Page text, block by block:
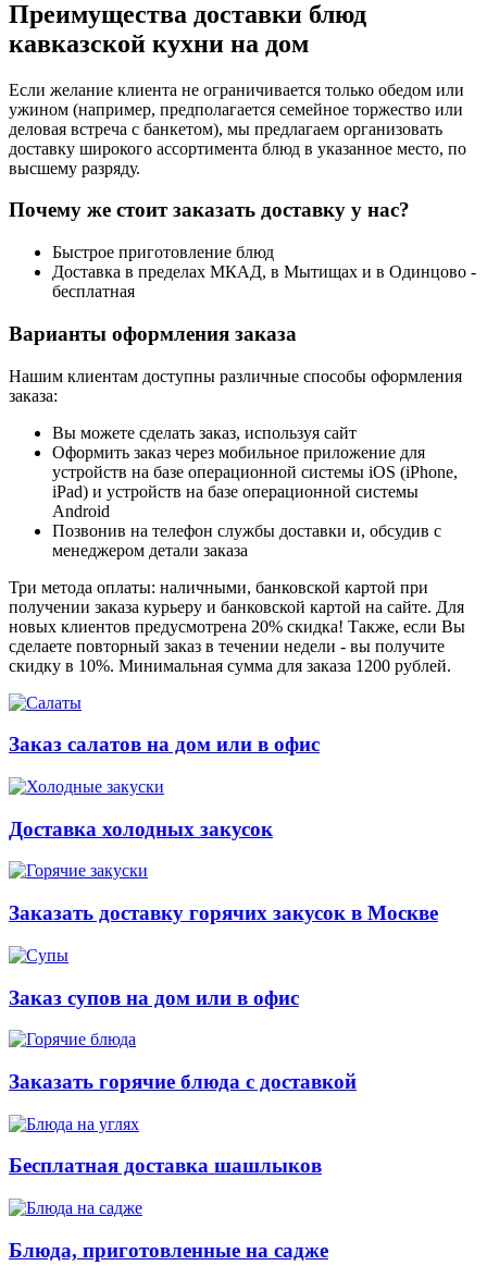
Преимущества доставки блюд
кавказской кухни на дом
Если желание клиента не ограничивается только обедом или
ужином (например, предполагается семейное торжество или
деловая встреча с банкетом), мы предлагаем организовать
доставку широкого ассортимента блюд в указанное место, по
высшему разряду.
Почему же стоит заказать доставку у нас?
Быстрое приготовление блюд
Доставка в пределах МКАД, в Мытищах и в Одинцово -
бесплатная
Варианты оформления заказа
Нашим клиентам доступны различные способы оформления
заказа:
Вы можете сделать заказ, используя сайт
Оформить заказ через мобильное приложение для
устройств на базе операционной системы iOS (iPhone,
iPad) и устройств на базе операционной системы
Android
Позвонив на телефон службы доставки и, обсудив с
менеджером детали заказа
Три метода оплаты: наличными, банковской картой при
получении заказа курьеру и банковской картой на сайте. Для
новых клиентов предусмотрена 20% скидка! Также, если Вы
сделаете повторный заказ в течении недели - вы получите
скидку в 10%. Минимальная сумма для заказа 1200 рублей.
Заказ салатов на дом или в офис
Доставка холодных закусок
Заказать доставку горячих закусок в Москве
Заказ супов на дом или в офис
Заказать горячие блюда с доставкой
Бесплатная доставка шашлыков
Блюда, приготовленные на садже